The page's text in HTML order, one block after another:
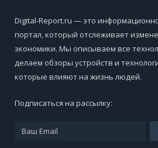
Digital-Report.ru — это
портал, который отслеживает
экономики. Мы описываем все
делаем обзоры устройств и
которые влияют на жизнь людей.
Подписаться на рассылку: